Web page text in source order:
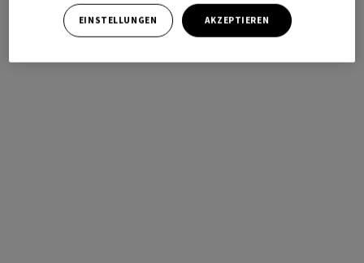
EINSTELLUNGEN AKZEPTIEREN